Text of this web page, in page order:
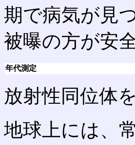
期で病気が見
被曝の方が安
年代測定
放射性同位体
地球上には、